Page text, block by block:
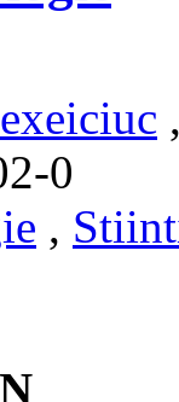
0
,